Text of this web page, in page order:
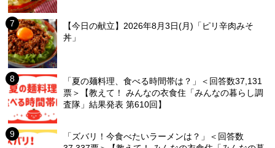
【今日の献立】2026年8月3日(月)「ピリ辛肉みそ
丼」
「夏の麺料理、食べる時間帯は？」＜回答数37,131
票＞【教えて！ みんなの衣食住「みんなの暮らし調
査隊」結果発表 第610回】
「ズバリ！今食べたいラーメンは？」＜回答数